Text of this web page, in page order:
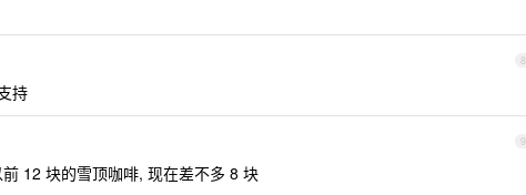
8
持
9
12 块的雪顶咖啡, 现在差不多 8 块